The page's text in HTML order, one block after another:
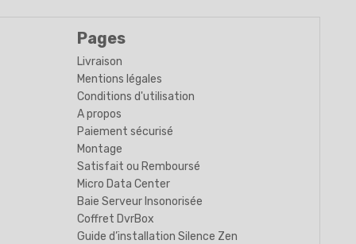
Pages
Livraison
Mentions légales
Conditions d'utilisation
A propos
Paiement sécurisé
Montage
Satisfait ou Remboursé
Micro Data Center
Baie Serveur Insonorisée
Coffret DvrBox
Guide d’installation Silence Zen